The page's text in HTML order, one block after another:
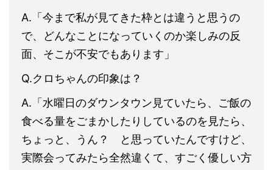
A.「今まで私が見てきた枠とは違うと思うの
で、どんなことになっていくのか楽しみの反
面、そこが不安でもあります」
Q.クロちゃんの印象は？
A.「水曜日のダウンタウン見ていたら、ご飯の
食べる量をごまかしたりしているのを見たら、
ちょっと、うん？ と思っていたんですけど、
実際会ってみたら全然違くて、すごく優しい方